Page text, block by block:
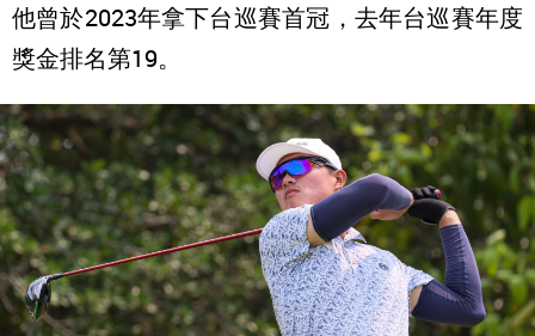
他曾於2023年拿下台巡賽首冠，去年台巡賽年度
獎金排名第19。